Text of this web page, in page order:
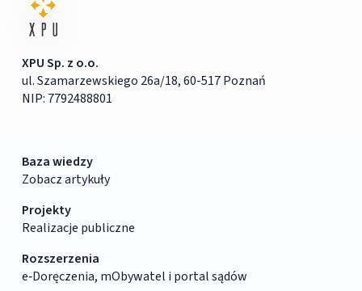
XPU Sp. z o.o.
ul. Szamarzewskiego 26a/18, 60-517 Poznań
NIP: 7792488801
Baza wiedzy
Zobacz artykuły
Projekty
Realizacje publiczne
Rozszerzenia
e‑Doręczenia, mObywatel i portal sądów